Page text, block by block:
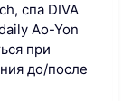
спа DIVA
Ao-Yon
при
до/после